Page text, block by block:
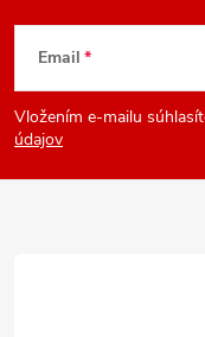
Z
á
p
Email
Vložením e-mailu
údajov